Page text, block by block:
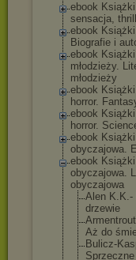
ebook Książki
sensacja,
ebook
Biografie i
ebook
młodzieży.
młodzieży
ebook
horror.
ebook
horror.
ebook
obyczajowa.
ebook
obyczajowa.
obyczajowa
Alen K.K.-
drzewie
Aż do
Bulicz-
Sprzeczne